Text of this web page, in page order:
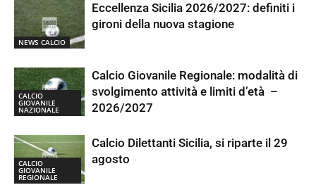
NEWS CALCIO
Eccellenza Sicilia 2026/2027: definiti i
gironi della nuova stagione
CALCIO
GIOVANILE
NAZIONALE
Calcio Giovanile Regionale: modalità di
svolgimento attività e limiti d’età –
2026/2027
CALCIO
GIOVANILE
REGIONALE
Calcio Dilettanti Sicilia, si riparte il 29
agosto